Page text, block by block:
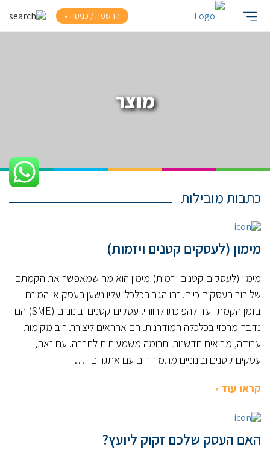
הרשמה / כניסה »
מוצר
כתבות מובילות
מימון (לעסקים קטנים ויזמות)
מימון (לעסקים קטנים ויזמות) מימון הוא מה שמאפשר את הקמתם
של רוב העסקים כיום. זהו הגב הכלכלי עליו נשען העסק או המיזם
בזמן הקמתו ועד להפיכתו לרווחי. עסקים קטנים ובינוניים (SME) הם
נדבך מרכזי בכלכלה המודרנית. הם אחראים ליצירת רוב מקומות
עבודה, מביאים חדשנות ותרומה משמעותית לחברה. עם זאת,
עסקים קטנים ובינוניים מתמודדים עם אתגרים […]
קראו עוד ›
האם העסק שלכם זקוק ליועץ?